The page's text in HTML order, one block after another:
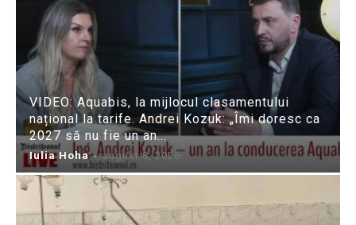
VIDEO: Aquabis, la mijlocul clasamentului
național la tarife. Andrei Kozuk: „Îmi doresc ca
2027 să nu fie un an...
Iulia Hoha - august 8, 2026